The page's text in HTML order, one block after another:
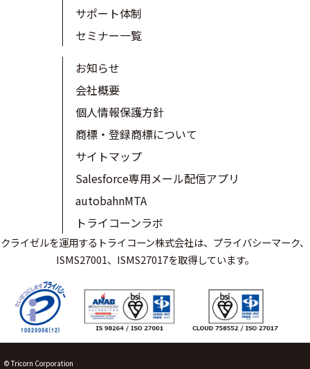
サポート体制
セミナー一覧
お知らせ
会社概要
個人情報保護方針
商標・登録商標について
サイトマップ
Salesforce専用メール配信アプリ
autobahnMTA
トライコーンラボ
クライゼルを運用するトライコーン株式会社は、プライバシーマーク、
ISMS27001、ISMS27017を取得しています。
© Tricorn Corporation